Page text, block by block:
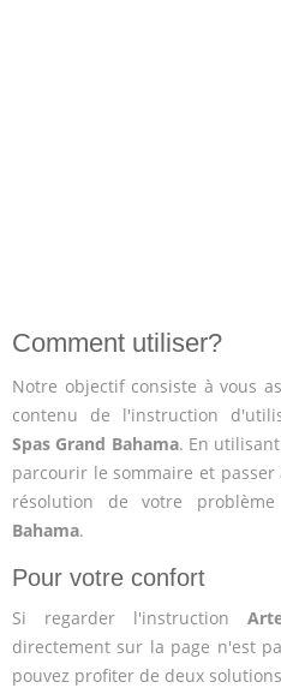
Comment utiliser?
Notre objectif consiste à vous
contenu de l'instruction
Spas Grand Bahama. En
parcourir le sommaire et
résolution de votre
Bahama.
Pour votre confort
Si regarder l'instruction
directement sur la page n'est
pouvez profiter de deux